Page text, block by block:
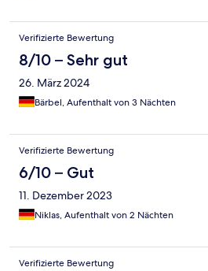
Verifizierte Bewertung
8/10 – Sehr gut
26. März 2024
Bärbel, Aufenthalt von 3 Nächten
Verifizierte Bewertung
6/10 – Gut
11. Dezember 2023
Niklas, Aufenthalt von 2 Nächten
Verifizierte Bewertung